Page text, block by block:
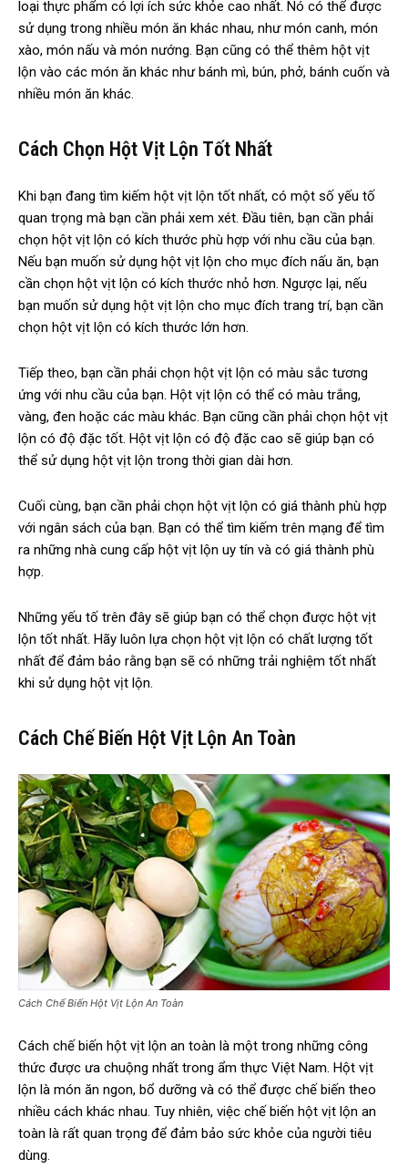
loại thực phẩm có lợi ích sức khỏe cao nhất. Nó có thể được
sử dụng trong nhiều món ăn khác nhau, như món canh, món
xào, món nấu và món nướng. Bạn cũng có thể thêm hột vịt
lộn vào các món ăn khác như bánh mì, bún, phở, bánh cuốn và
nhiều món ăn khác.
Cách Chọn Hột Vịt Lộn Tốt Nhất
Khi bạn đang tìm kiếm hột vịt lộn tốt nhất, có một số yếu tố
quan trọng mà bạn cần phải xem xét. Đầu tiên, bạn cần phải
chọn hột vịt lộn có kích thước phù hợp với nhu cầu của bạn.
Nếu bạn muốn sử dụng hột vịt lộn cho mục đích nấu ăn, bạn
cần chọn hột vịt lộn có kích thước nhỏ hơn. Ngược lại, nếu
bạn muốn sử dụng hột vịt lộn cho mục đích trang trí, bạn cần
chọn hột vịt lộn có kích thước lớn hơn.
Tiếp theo, bạn cần phải chọn hột vịt lộn có màu sắc tương
ứng với nhu cầu của bạn. Hột vịt lộn có thể có màu trắng,
vàng, đen hoặc các màu khác. Bạn cũng cần phải chọn hột vịt
lộn có độ đặc tốt. Hột vịt lộn có độ đặc cao sẽ giúp bạn có
thể sử dụng hột vịt lộn trong thời gian dài hơn.
Cuối cùng, bạn cần phải chọn hột vịt lộn có giá thành phù hợp
với ngân sách của bạn. Bạn có thể tìm kiếm trên mạng để tìm
ra những nhà cung cấp hột vịt lộn uy tín và có giá thành phù
hợp.
Những yếu tố trên đây sẽ giúp bạn có thể chọn được hột vịt
lộn tốt nhất. Hãy luôn lựa chọn hột vịt lộn có chất lượng tốt
nhất để đảm bảo rằng bạn sẽ có những trải nghiệm tốt nhất
khi sử dụng hột vịt lộn.
Cách Chế Biến Hột Vịt Lộn An Toàn
Cách Chế Biến Hột Vịt Lộn An Toàn
Cách chế biến hột vịt lộn an toàn là một trong những công
thức được ưa chuộng nhất trong ẩm thực Việt Nam. Hột vịt
lộn là món ăn ngon, bổ dưỡng và có thể được chế biến theo
nhiều cách khác nhau. Tuy nhiên, việc chế biến hột vịt lộn an
toàn là rất quan trọng để đảm bảo sức khỏe của người tiêu
dùng.